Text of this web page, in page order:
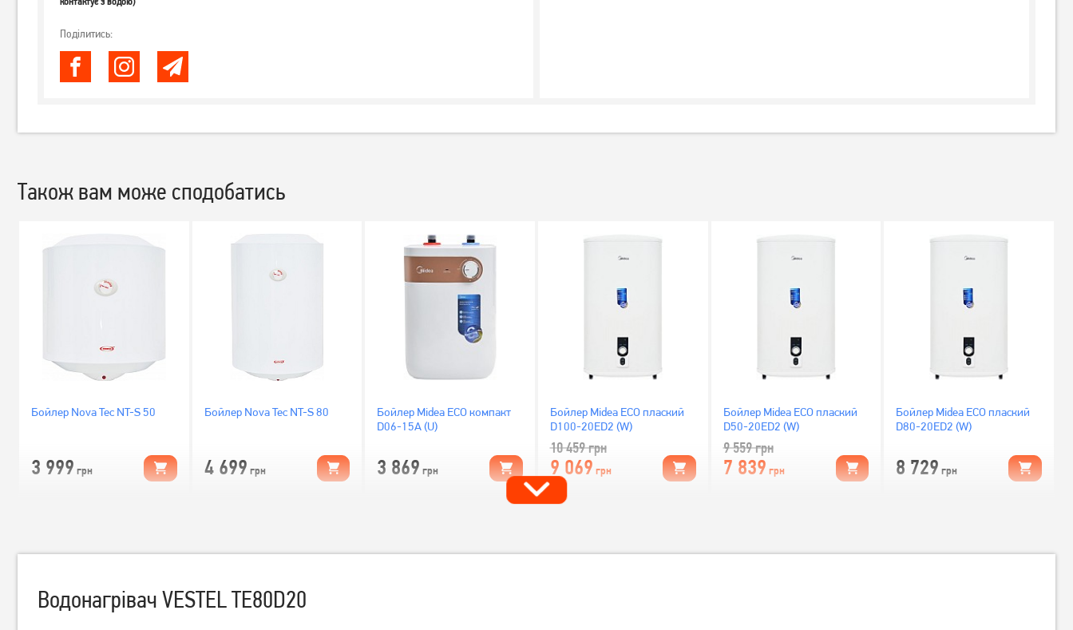
Поділитись:
Також вам може сподобатись
Бойлер Nova Tec NT-S 50
3 999 грн
Бойлер Nova Tec NT-S 80
4 699 грн
Бойлер Midea ECO компакт
D06-15A (U)
3 869 грн
Бойлер Midea ECO плаский
D100-20ED2 (W)
10 459грн
9 069 грн
Бойлер Midea ECO плаский
D50-20ED2 (W)
9 559грн
7 839 грн
Бойлер Midea ECO плаский
D80-20ED2 (W)
8 729 грн
Водонагрівач VESTEL TE80D20